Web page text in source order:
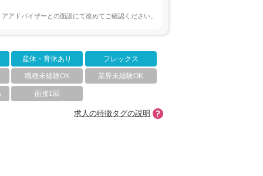
アドバイザーとの面談にて改めてご確認ください。
産休・育休あり フレックス
職種未経験OK 業界未経験OK
面接1回
求人の特徴タグの説明